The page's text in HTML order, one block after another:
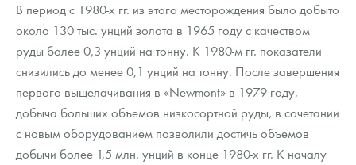
В период с 1980-х гг. из этого месторождения было добыто
около 130 тыс. унций золота в 1965 году с качеством
руды более 0,3 унций на тонну. К 1980-м гг. показатели
снизились до менее 0,1 унций на тонну. После завершения
первого выщелачивания в «Newmont» в 1979 году,
добыча больших объемов низкосортной руды, в сочетании
с новым оборудованием позволили достичь объемов
добычи более 1,5 млн. унций в конце 1980-х гг. К началу